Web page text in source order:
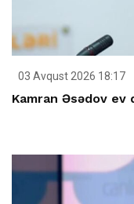
03 Avqust 2026 18:17
Kamran Əsədov ev